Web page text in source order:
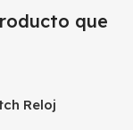
que
Reloj